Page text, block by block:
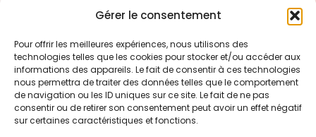
Gérer le consentement
Pour offrir les meilleures expériences, nous utilisons des
technologies telles que les cookies pour stocker et/ou accéder aux
informations des appareils. Le fait de consentir à ces technologies
nous permettra de traiter des données telles que le comportement
de navigation ou les ID uniques sur ce site. Le fait de ne pas
consentir ou de retirer son consentement peut avoir un effet négatif
sur certaines caractéristiques et fonctions.
Politique de cookies (UE)
Nos cires
Boutique
Contact
VOIR AUSSI